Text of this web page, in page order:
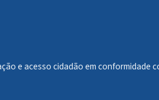
e acesso cidadão em conformidade